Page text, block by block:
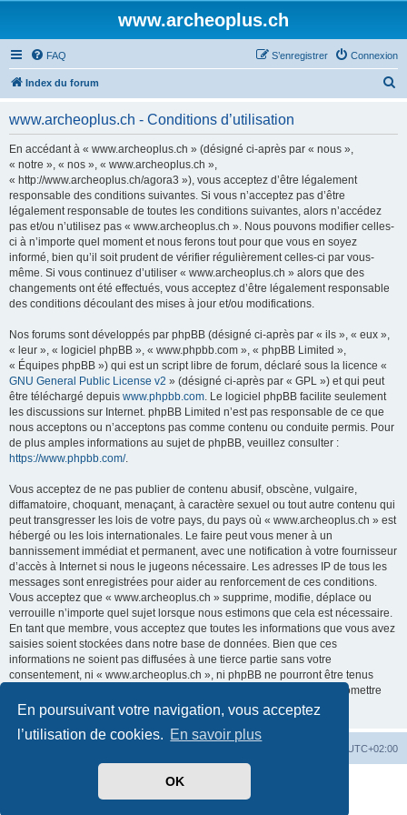
En poursuivant votre navigation, vous acceptez
l’utilisation de cookies. En savoir plus
OK
www.archeoplus.ch
FAQ Connexion
S’enregistrer
Index du forum
www.archeoplus.ch - Conditions d’utilisation
En accédant à « www.archeoplus.ch » (désigné ci-après par « nous »,
« notre », « nos », « www.archeoplus.ch »,
« http://www.archeoplus.ch/agora3 »), vous acceptez d’être légalement
responsable des conditions suivantes. Si vous n’acceptez pas d’être
légalement responsable de toutes les conditions suivantes, alors n’accédez
pas et/ou n’utilisez pas « www.archeoplus.ch ». Nous pouvons modifier celles-
ci à n’importe quel moment et nous ferons tout pour que vous en soyez
informé, bien qu’il soit prudent de vérifier régulièrement celles-ci par vous-
même. Si vous continuez d’utiliser « www.archeoplus.ch » alors que des
changements ont été effectués, vous acceptez d’être légalement responsable
des conditions découlant des mises à jour et/ou modifications.
Nos forums sont développés par phpBB (désigné ci-après par « ils », « eux »,
« leur », « logiciel phpBB », « www.phpbb.com », « phpBB Limited »,
« Équipes phpBB ») qui est un script libre de forum, déclaré sous la licence «
GNU General Public License v2 » (désigné ci-après par « GPL ») et qui peut
être téléchargé depuis www.phpbb.com. Le logiciel phpBB facilite seulement
les discussions sur Internet. phpBB Limited n’est pas responsable de ce que
nous acceptons ou n’acceptons pas comme contenu ou conduite permis. Pour
de plus amples informations au sujet de phpBB, veuillez consulter :
https://www.phpbb.com/.
Vous acceptez de ne pas publier de contenu abusif, obscène, vulgaire,
diffamatoire, choquant, menaçant, à caractère sexuel ou tout autre contenu qui
peut transgresser les lois de votre pays, du pays où « www.archeoplus.ch » est
hébergé ou les lois internationales. Le faire peut vous mener à un
bannissement immédiat et permanent, avec une notification à votre fournisseur
d’accès à Internet si nous le jugeons nécessaire. Les adresses IP de tous les
messages sont enregistrées pour aider au renforcement de ces conditions.
Vous acceptez que « www.archeoplus.ch » supprime, modifie, déplace ou
verrouille n’importe quel sujet lorsque nous estimons que cela est nécessaire.
En tant que membre, vous acceptez que toutes les informations que vous avez
saisies soient stockées dans notre base de données. Bien que ces
informations ne soient pas diffusées à une tierce partie sans votre
consentement, ni « www.archeoplus.ch », ni phpBB ne pourront être tenus
comme responsables en cas de tentative de piratage visant à compromettre
les données.
UTC+02:00
phpBB ® Forum Software © phpBB Limited
phpBB-fr.com